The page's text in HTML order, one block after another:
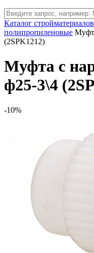
Каталог стройматериалов
полипропиленовые
(2SPK1212)
Муфта с
ф25-3\4
-10%